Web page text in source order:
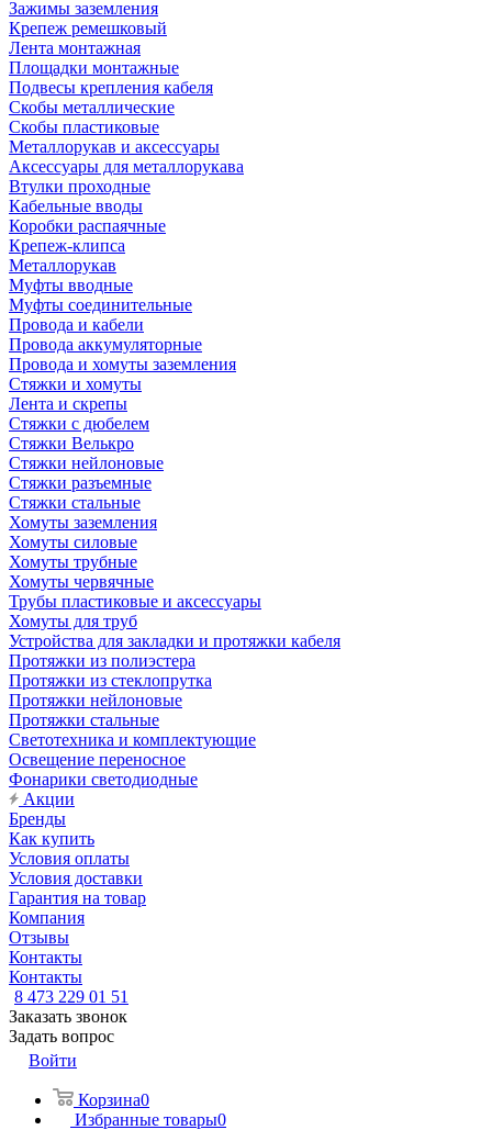
Зажимы заземления
Крепеж ремешковый
Лента монтажная
Площадки монтажные
Подвесы крепления кабеля
Скобы металлические
Скобы пластиковые
Металлорукав и аксессуары
Аксессуары для металлорукава
Втулки проходные
Кабельные вводы
Коробки распаячные
Крепеж-клипса
Металлорукав
Муфты вводные
Муфты соединительные
Провода и кабели
Провода аккумуляторные
Провода и хомуты заземления
Стяжки и хомуты
Лента и скрепы
Стяжки c дюбелем
Стяжки Велькро
Стяжки нейлоновые
Стяжки разъемные
Стяжки стальные
Хомуты заземления
Хомуты силовые
Хомуты трубные
Хомуты червячные
Трубы пластиковые и аксессуары
Хомуты для труб
Устройства для закладки и протяжки кабеля
Протяжки из полиэстера
Протяжки из стеклопрутка
Протяжки нейлоновые
Протяжки стальные
Светотехника и комплектующие
Освещение переносное
Фонарики светодиодные
Акции
Бренды
Как купить
Условия оплаты
Условия доставки
Гарантия на товар
Компания
Отзывы
Контакты
Контакты
8 473 229 01 51
Заказать звонок
Задать вопрос
Войти
Корзина0
Избранные товары0